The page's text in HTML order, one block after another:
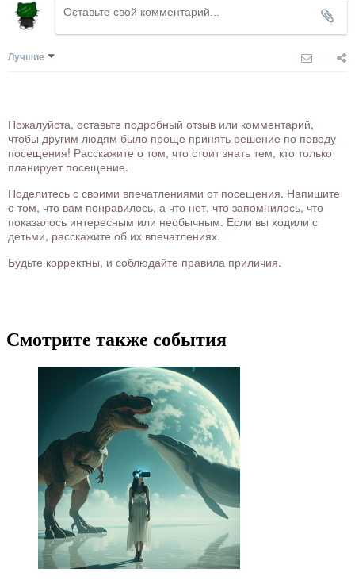
Лучшие
Пожалуйста, оставьте подробный отзыв или комментарий,
чтобы другим людям было проще принять решение по поводу
посещения! Расскажите о том, что стоит знать тем, кто только
планирует посещение.
Поделитесь с своими впечатлениями от посещения. Напишите
о том, что вам понравилось, а что нет, что запомнилось, что
показалось интересным или необычным. Если вы ходили с
детьми, расскажите об их впечатлениях.
Будьте корректны, и соблюдайте правила приличия.
Смотрите также события